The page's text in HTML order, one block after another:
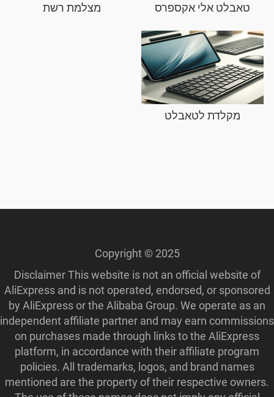
טאבלט אלי אקספרס מצלמת רשת
מקלדת לטאבלט
Copyright © 2025
Disclaimer This website is not an official website of
AliExpress and is not operated, endorsed, or sponsored
by AliExpress or the Alibaba Group. We operate as an
independent affiliate partner and may earn commissions
on purchases made through links to the AliExpress
platform, in accordance with their affiliate program
policies. All trademarks, logos, and brand names
mentioned are the property of their respective owners.